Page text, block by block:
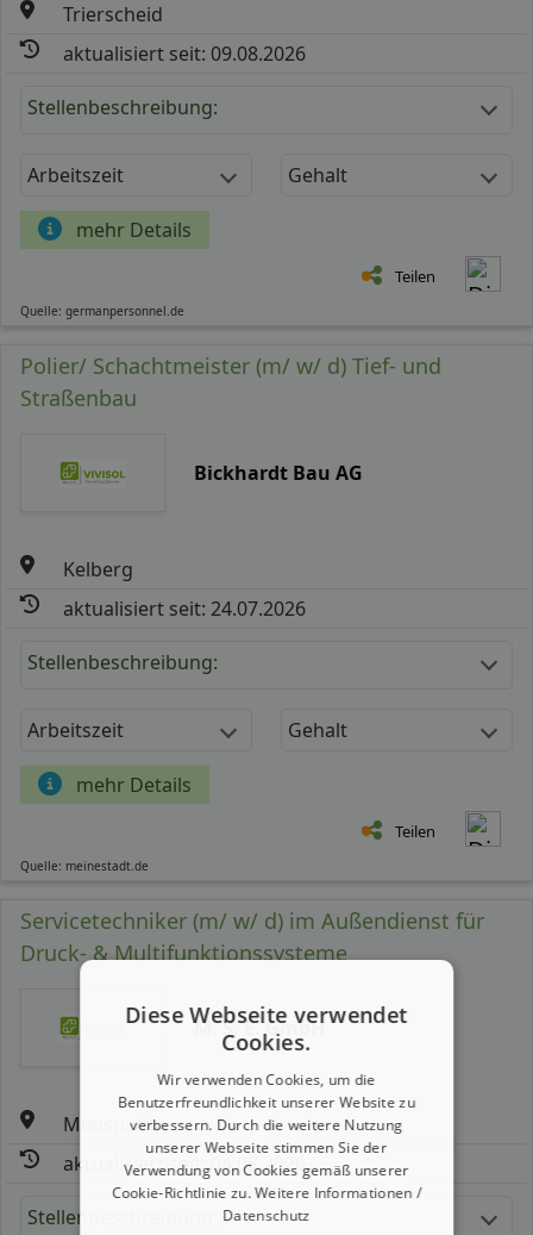
Trierscheid
aktualisiert seit: 09.08.2026
Stellenbeschreibung:
Arbeitszeit Gehalt
mehr Details
Teilen
Quelle: germanpersonnel.de
Polier/ Schachtmeister (m/ w/ d) Tief- und
Straßenbau
Bickhardt Bau AG
Kelberg
aktualisiert seit: 24.07.2026
Stellenbeschreibung:
Arbeitszeit Gehalt
mehr Details
Teilen
Quelle: meinestadt.de
Servicetechniker (m/ w/ d) im Außendienst für
Druck- & Multifunktionssysteme
M. S. E. GmbH
Meuspath
aktualisiert seit: 04.08.2026
Stellenbeschreibung:
Diese Webseite verwendet
Cookies.
Wir verwenden Cookies, um die
Benutzerfreundlichkeit unserer Website zu
verbessern. Durch die weitere Nutzung
unserer Webseite stimmen Sie der
Verwendung von Cookies gemäß unserer
Cookie-Richtlinie zu.Weitere Informationen /
Datenschutz